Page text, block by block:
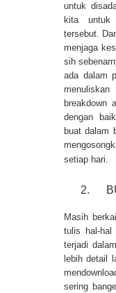
untuk
kita untuk
tersebut.
menjaga
sih
ada dalam
breakdown
dengan
buat dalam
setiap hari.
2.
Masih
tulis hal-hal
terjadi
lebih detail
sering